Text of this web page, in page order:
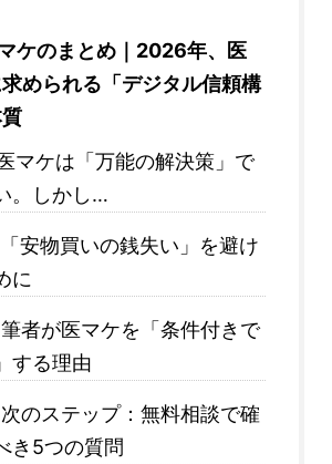
ケのまとめ｜2026年、医
められる「デジタル信頼構
マケは「万能の解決策」で
。しかし…
「安物買いの銭失い」を避け
に
筆者が医マケを「条件付きで
する理由
次のステップ：無料相談で確
き5つの質問